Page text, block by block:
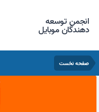
انجمن توسعه
دهندگان موبایل
صفحه نخست